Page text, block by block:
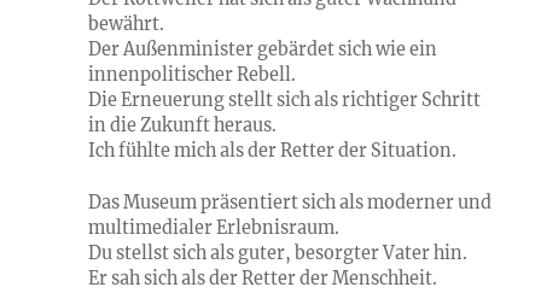
bewährt.
Der Außenminister gebärdet sich wie ein
innenpolitischer Rebell.
Die Erneuerung stellt sich als richtiger Schritt
in die Zukunft heraus.
Ich fühlte mich als der Retter der Situation.
Das Museum präsentiert sich als moderner und
multimedialer Erlebnisraum.
Du stellst sich als guter, besorgter Vater hin.
Er sah sich als der Retter der Menschheit.